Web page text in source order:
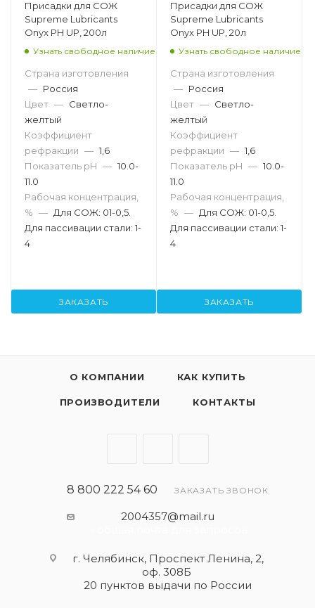
Присадки для СОЖ
Supreme Lubricants
Onyx PH UP, 200л
Узнать свободное наличие
Страна изготовления
— Россия
Цвет — Светло-
желтый
Коэффициент
рефракции — 1,6
Показатель pH — 10.0-
11.0
Рабочая концентрация,
% — Для СОЖ: 01-0,5.
Для пассивации стали: 1-
4
ЗАКАЗАТЬ
Присадки для СОЖ
Supreme Lubricants
Onyx PH UP, 20л
Узнать свободное наличие
Страна изготовления
— Россия
Цвет — Светло-
желтый
Коэффициент
рефракции — 1,6
Показатель pH — 10.0-
11.0
Рабочая концентрация,
% — Для СОЖ: 01-0,5.
Для пассивации стали: 1-
4
ЗАКАЗАТЬ
О КОМПАНИИ КАК КУПИТЬ
ПРОИЗВОДИТЕЛИ КОНТАКТЫ
8 800 222 54 60 ЗАКАЗАТЬ ЗВОНОК
2004357@mail.ru
г. Челябинск, Проспект Ленина, 2,
оф. 308Б
20 пунктов выдачи по России